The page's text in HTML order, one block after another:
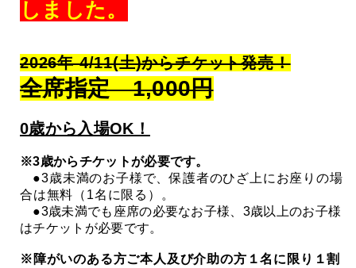
しました。
2026年 4/11(土)からチケット発売！
全席指定 1,000円
0歳から入場OK！
※3歳からチケットが必要です。
●3歳未満のお子様で、保護者のひざ上にお座りの場
合は無料（1名に限る）。
●3歳未満でも座席の必要なお子様、3歳以上のお子様
はチケットが必要です。
※障がいのある方ご本人及び介助の方１名に限り１割